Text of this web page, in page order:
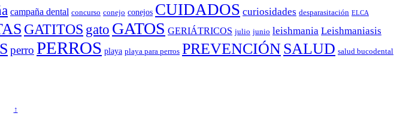
campaña dental concurso conejo conejos CUIDADOS curiosidades desparasitación ELCA
GATITOS gato GATOS GERIÁTRICOS julio junio leishmania Leishmaniasis
perro PERROS playa playa para perros PREVENCIÓNSALUD salud bucodental
↑